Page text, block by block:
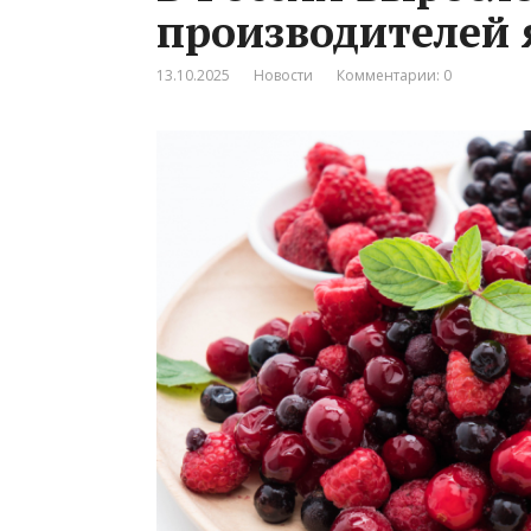
производителей
13.10.2025 Новости Комментарии: 0